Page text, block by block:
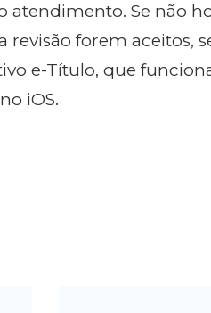
atendimento. Se não
forem aceitos,
e-Título, que
iOS.